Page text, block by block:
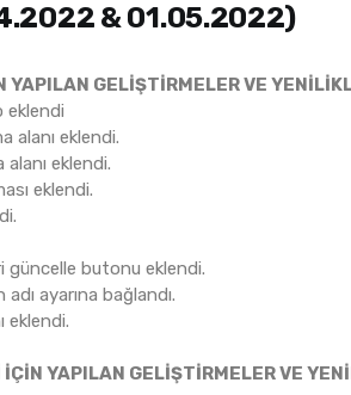
& 01.05.2022)
YAPILAN GELİŞTİRMELER VE
alanı eklendi.
eklendi.
eklendi.
butonu eklendi.
ayarına bağlandı.
eklendi.
YAPILAN GELİŞTİRMELER VE